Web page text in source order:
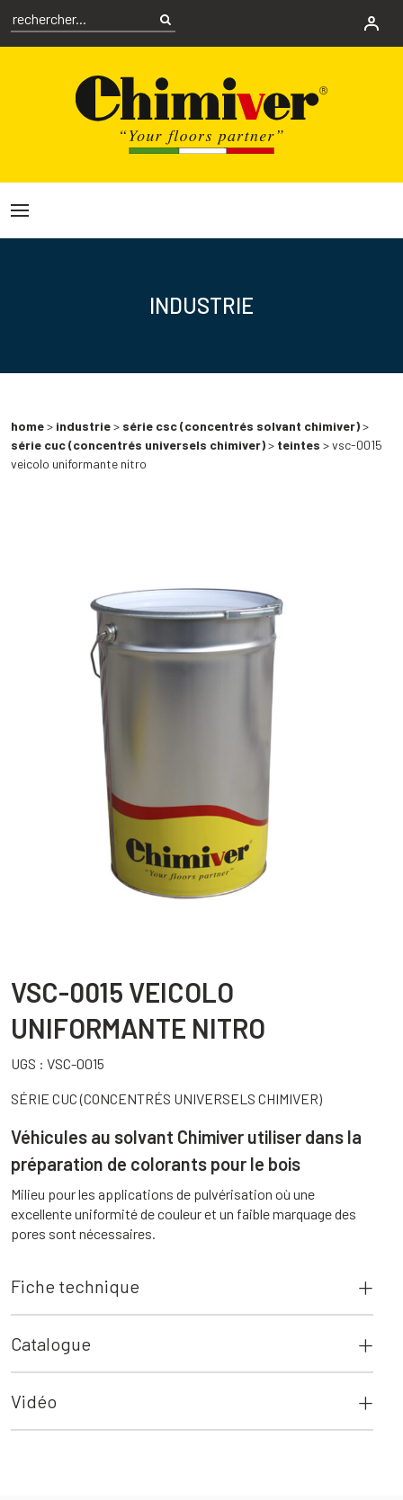
INDUSTRIE
home> industrie> série csc (concentrés solvant chimiver)>
série cuc (concentrés universels chimiver)> teintes > vsc-0015
veicolo uniformante nitro
VSC-0015 VEICOLO
UNIFORMANTE NITRO
UGS : VSC-0015
SÉRIE CUC (CONCENTRÉS UNIVERSELS CHIMIVER)
Véhicules au solvant Chimiver utiliser dans la
préparation de colorants pour le bois
Milieu pour les applications de pulvérisation où une
excellente uniformité de couleur et un faible marquage des
pores sont nécessaires.
Fiche technique
Catalogue
Vidéo